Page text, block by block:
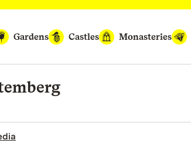
Gardens Castles Monasteries